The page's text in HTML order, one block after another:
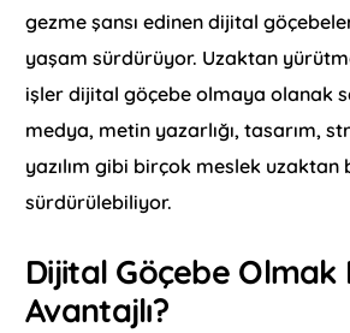
gezme şansı edinen dijital
yaşam sürdürüyor. Uzaktan
işler dijital göçebe olmaya olanak
medya, metin yazarlığı, tasarım,
yazılım gibi birçok meslek uzaktan
sürdürülebiliyor.
Dijital Göçebe Olmak
Avantajlı?